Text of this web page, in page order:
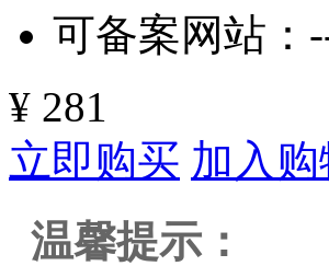
可备案网站：
¥ 281
立即购买 加入
温馨提示：